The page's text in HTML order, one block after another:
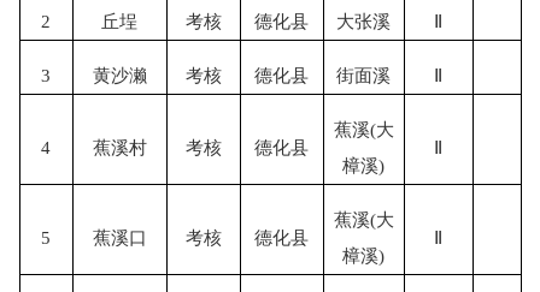
2 丘埕 考核 德化县 大张溪 Ⅱ
3 黄沙濑 考核 德化县 街面溪 Ⅱ
4 蕉溪村 考核 德化县
蕉溪(大
樟溪)
Ⅱ
5 蕉溪口 考核 德化县
蕉溪(大
樟溪)
Ⅱ